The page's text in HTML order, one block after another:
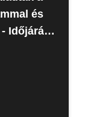
és
Időjárás-